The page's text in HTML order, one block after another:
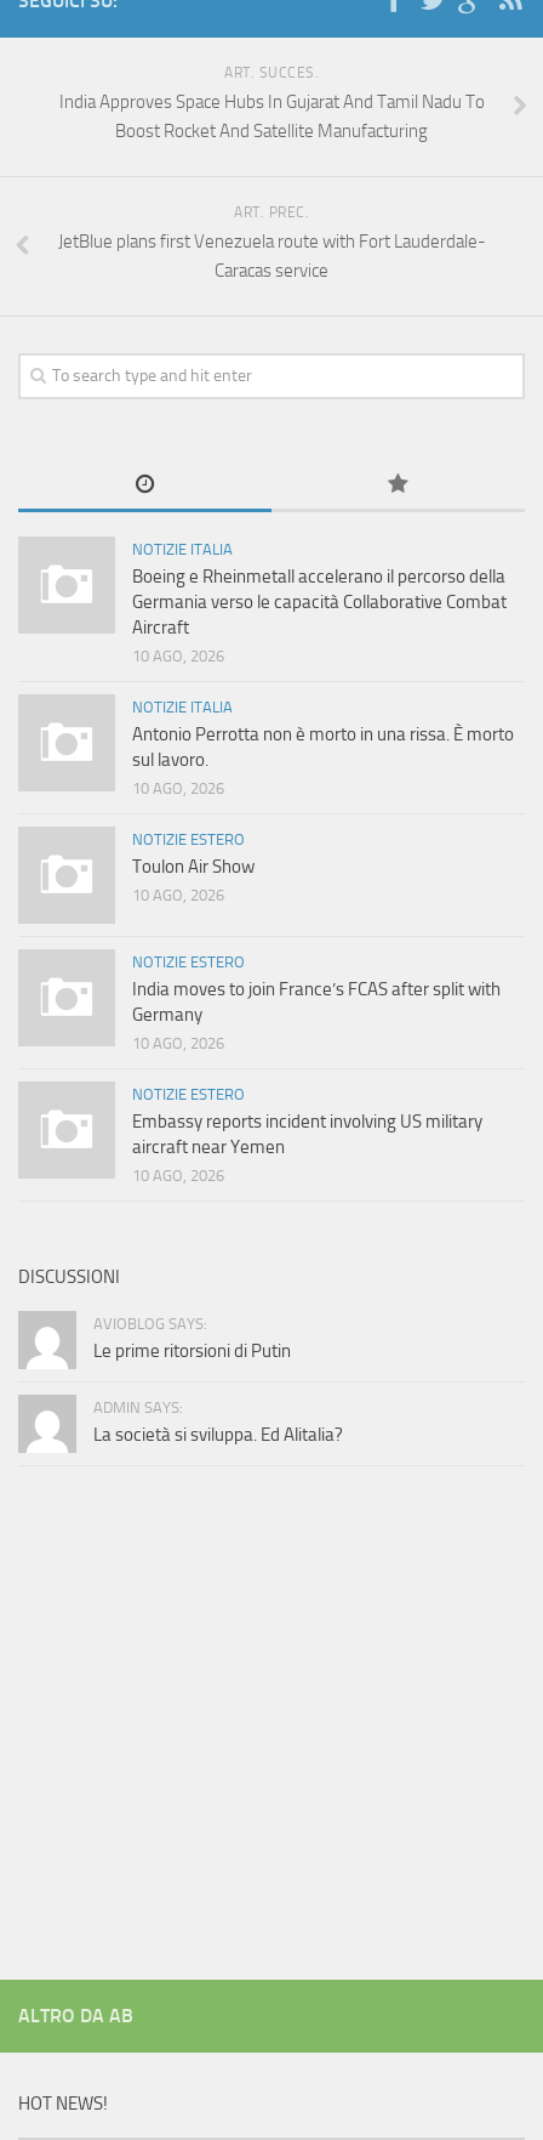
ART. SUCCES.
India Approves Space Hubs In Gujarat And Tamil Nadu To
Boost Rocket And Satellite Manufacturing
ART. PREC.
JetBlue plans first Venezuela route with Fort Lauderdale-
Caracas service
NOTIZIE ITALIA
Boeing e Rheinmetall accelerano il percorso della
Germania verso le capacità Collaborative Combat
Aircraft
10 AGO, 2026
NOTIZIE ITALIA
Antonio Perrotta non è morto in una rissa. È morto
sul lavoro.
10 AGO, 2026
NOTIZIE ESTERO
Toulon Air Show
10 AGO, 2026
NOTIZIE ESTERO
India moves to join France’s FCAS after split with
Germany
10 AGO, 2026
NOTIZIE ESTERO
Embassy reports incident involving US military
aircraft near Yemen
10 AGO, 2026
DISCUSSIONI
AVIOBLOG SAYS:
Le prime ritorsioni di Putin
ADMIN SAYS:
La società si sviluppa. Ed Alitalia?
ALTRO DA AB
HOT NEWS!